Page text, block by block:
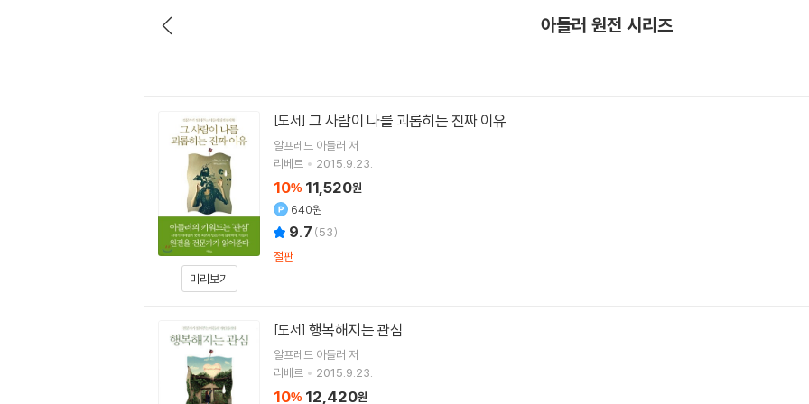
아들러 원전 시리즈
미리보기
[도서] 그 사람이 나를 괴롭히는 진짜 이유
알프레드 아들러 저
리베르
2015.9.23.
10% 11,520원
640원
9.7 (53)
절판
[도서] 행복해지는 관심
알프레드 아들러 저
리베르
2015.9.23.
10% 12,420원